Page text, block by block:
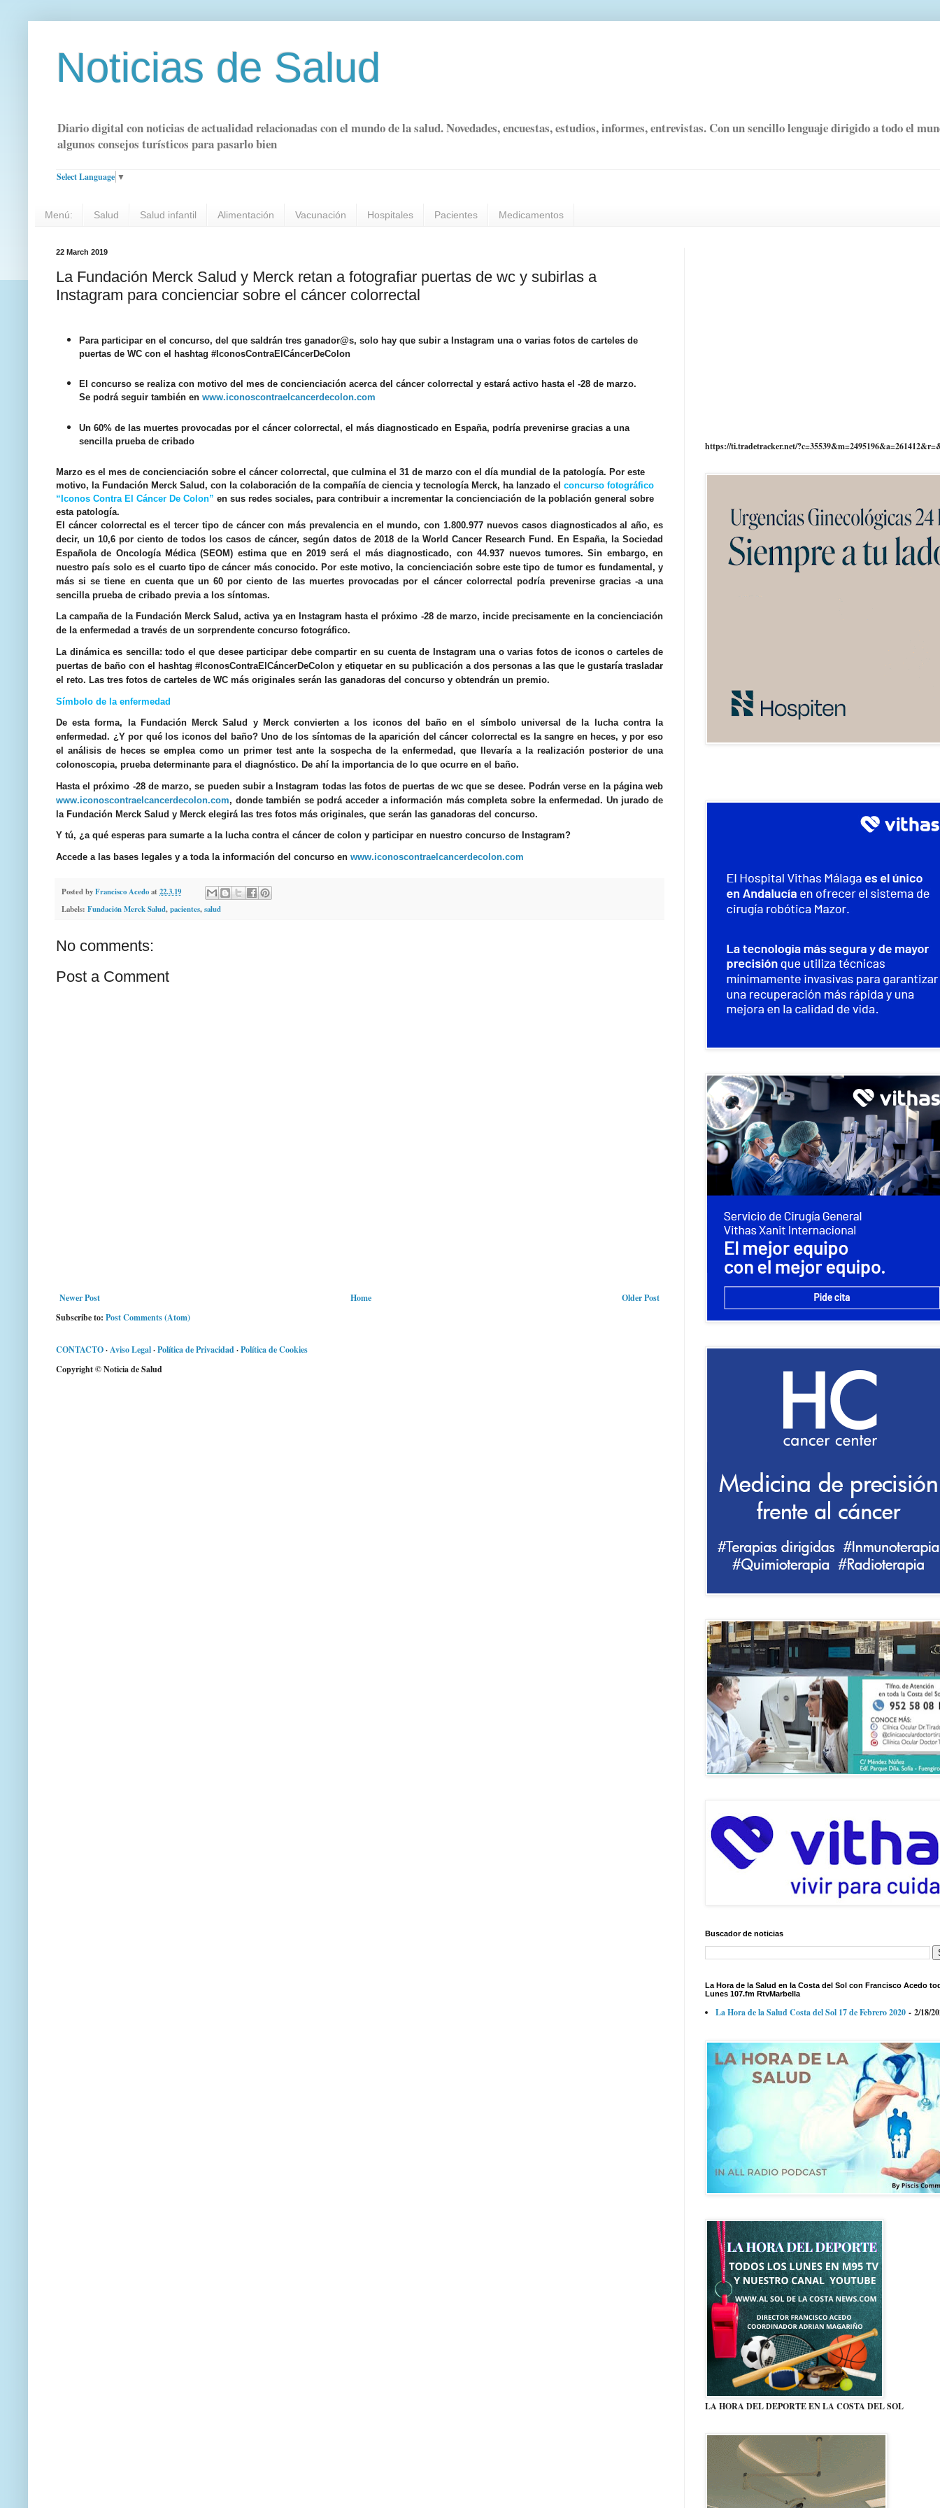
Noticias de Salud
Diario digital con noticias de actualidad relacionadas con el mundo de la salud. Novedades, encuestas, estudios, informes, entrevistas. Con un sencillo lenguaje dirigido a todo el
algunos consejos turísticos para pasarlo bien
Select Language ▼
Menú: Salud Salud infantil Alimentación Vacunación Hospitales Pacientes Medicamentos
22 March 2019
La Fundación Merck Salud y Merck retan a fotografiar puertas de wc y subirlas a
Instagram para concienciar sobre el cáncer colorrectal
Para participar en el concurso, del que saldrán tres ganador@s, solo hay que subir a Instagram una o varias fotos de carteles de
puertas de WC con el hashtag #IconosContraElCáncerDeColon
El concurso se realiza con motivo del mes de concienciación acerca del cáncer colorrectal y estará activo hasta el -28 de marzo.
Se podrá seguir también en www.iconoscontraelcancerdecolon.com
Un 60% de las muertes provocadas por el cáncer colorrectal, el más diagnosticado en España, podría prevenirse gracias a una
sencilla prueba de cribado
Marzo es el mes de concienciación sobre el cáncer colorrectal, que culmina el 31 de marzo con el día mundial de la patología. Por este
motivo, la Fundación Merck Salud, con la colaboración de la compañía de ciencia y tecnología Merck, ha lanzado el concurso fotográfico
“Iconos Contra El Cáncer De Colon” en sus redes sociales, para contribuir a incrementar la concienciación de la población general sobre
esta patología.
El cáncer colorrectal es el tercer tipo de cáncer con más prevalencia en el mundo, con 1.800.977 nuevos casos diagnosticados al año, es
decir, un 10,6 por ciento de todos los casos de cáncer, según datos de 2018 de la World Cancer Research Fund. En España, la Sociedad
Española de Oncología Médica (SEOM) estima que en 2019 será el más diagnosticado, con 44.937 nuevos tumores. Sin embargo, en
nuestro país solo es el cuarto tipo de cáncer más conocido. Por este motivo, la concienciación sobre este tipo de tumor es fundamental, y
más si se tiene en cuenta que un 60 por ciento de las muertes provocadas por el cáncer colorrectal podría prevenirse gracias -a una
sencilla prueba de cribado previa a los síntomas.
La campaña de la Fundación Merck Salud, activa ya en Instagram hasta el próximo -28 de marzo, incide precisamente en la concienciación
de la enfermedad a través de un sorprendente concurso fotográfico.
La dinámica es sencilla: todo el que desee participar debe compartir en su cuenta de Instagram una o varias fotos de iconos o carteles de
puertas de baño con el hashtag #IconosContraElCáncerDeColon y etiquetar en su publicación a dos personas a las que le gustaría trasladar
el reto. Las tres fotos de carteles de WC más originales serán las ganadoras del concurso y obtendrán un premio.
Símbolo de la enfermedad
De esta forma, la Fundación Merck Salud y Merck convierten a los iconos del baño en el símbolo universal de la lucha contra la
enfermedad. ¿Y por qué los iconos del baño? Uno de los síntomas de la aparición del cáncer colorrectal es la sangre en heces, y por eso
el análisis de heces se emplea como un primer test ante la sospecha de la enfermedad, que llevaría a la realización posterior de una
colonoscopia, prueba determinante para el diagnóstico. De ahí la importancia de lo que ocurre en el baño.
Hasta el próximo -28 de marzo, se pueden subir a Instagram todas las fotos de puertas de wc que se desee. Podrán verse en la página web
www.iconoscontraelcancerdecolon.com, donde también se podrá acceder a información más completa sobre la enfermedad. Un jurado de
la Fundación Merck Salud y Merck elegirá las tres fotos más originales, que serán las ganadoras del concurso.
Y tú, ¿a qué esperas para sumarte a la lucha contra el cáncer de colon y participar en nuestro concurso de Instagram?
Accede a las bases legales y a toda la información del concurso en www.iconoscontraelcancerdecolon.com
Posted byFrancisco Acedoat 22.3.19
Labels: Fundación Merck Salud,pacientes,salud
No comments:
Post a Comment
Newer Post Older Post
Home
Subscribe to: Post Comments (Atom)
CONTACTO·Aviso Legal·Política de Privacidad·Política de Cookies
Copyright © Noticia de Salud
https://ti.tradetracker.net/
Buscador de noticias
La Hora de la Salud en la Costa del Sol con Francisco Acedo
Lunes 107.fm RtvMarbella
La Hora de la Salud Costa del Sol 17 de Febrero 2020 - 2/18/
LA HORA DEL DEPORTE EN LA COSTA DEL SOL